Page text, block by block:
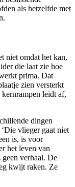
als hetzelfde met
niet omdat het kan,
die laat zie hoe
prima. Dat
zien versterkt
leidt af,
dingen
vlieger gaat niet
is, is voor
het leven van
verhaal. De
kwijt raken. Ze